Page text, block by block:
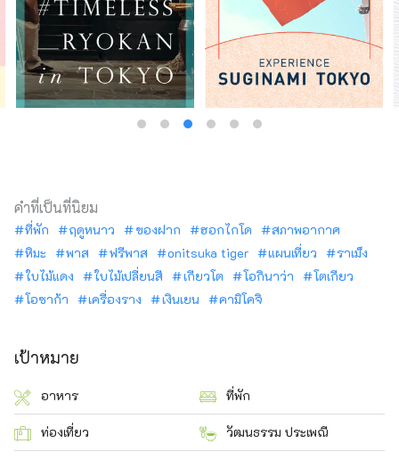
คำที่เป็นที่นิยม
ที่พัก ฤดูหนาว ของฝาก ฮอกไกโด
สภาพอากาศ
หิมะ
พาส ฟรีพาส onitsuka tiger แผนเที่ยว
ราเม็ง
ใบไม้แดง
ใบไม้เปลี่ยนสี เกียวโต โอกินาว่า
โตเกียว
โอซาก้า
เครื่องราง เงินเยน คามิโคจิ
เป้าหมาย
อาหาร ที่พัก
ท่องเที่ยว วัฒนธรรม ประเพณี